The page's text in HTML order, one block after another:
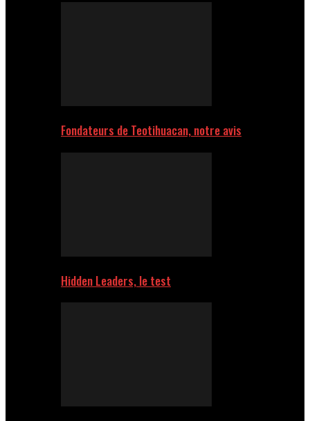
Fondateurs de Teotihuacan, notre avis
Hidden Leaders, le test